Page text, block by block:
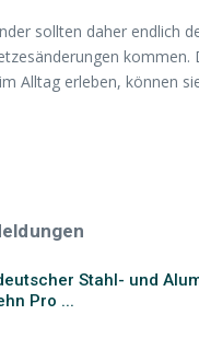
sollten daher endlich
Alltag erleben, können
Stahl- und
Pro ...